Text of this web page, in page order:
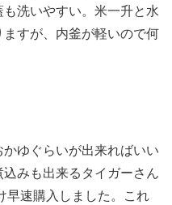
洗いやすい。米一升と水
すが、内釜が軽いので何
ゆぐらいが出来ればいい
みも出来るタイガーさん
早速購入しました。これ